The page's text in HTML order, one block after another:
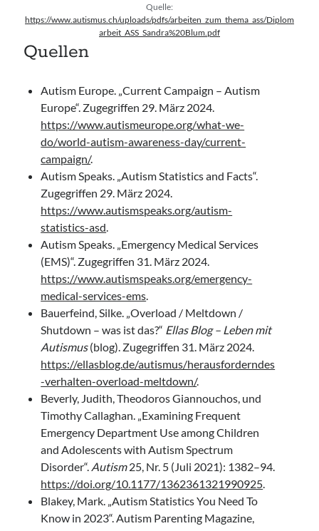
Quelle:
https://www.autismus.ch/uploads/pdfs/arbeiten_zum_thema_ass/Diplom
arbeit_ASS_Sandra%20Blum.pdf
Quellen
Autism Europe. „Current Campaign – Autism
Europe“. Zugegriffen 29. März 2024.
https://www.autismeurope.org/what-we-
do/world-autism-awareness-day/current-
campaign/.
Autism Speaks. „Autism Statistics and Facts“.
Zugegriffen 29. März 2024.
https://www.autismspeaks.org/autism-
statistics-asd.
Autism Speaks. „Emergency Medical Services
(EMS)“. Zugegriffen 31. März 2024.
https://www.autismspeaks.org/emergency-
medical-services-ems.
Bauerfeind, Silke. „Overload / Meltdown /
Shutdown – was ist das?“ Ellas Blog – Leben mit
Autismus(blog). Zugegriffen 31. März 2024.
https://ellasblog.de/autismus/herausforderndes
-verhalten-overload-meltdown/.
Beverly, Judith, Theodoros Giannouchos, und
Timothy Callaghan. „Examining Frequent
Emergency Department Use among Children
and Adolescents with Autism Spectrum
Disorder“. Autism25, Nr. 5 (Juli 2021): 1382–94.
https://doi.org/10.1177/1362361321990925.
Blakey, Mark. „Autism Statistics You Need To
Know in 2023“. Autism Parenting Magazine,